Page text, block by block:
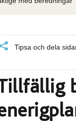
Tipsa och dela